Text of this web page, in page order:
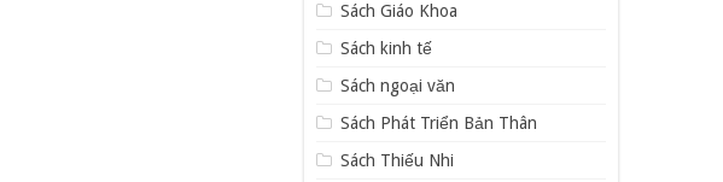
Sách Giáo Khoa
Sách kinh tế
Sách ngoại văn
Sách Phát Triển Bản Thân
Sách Thiếu Nhi